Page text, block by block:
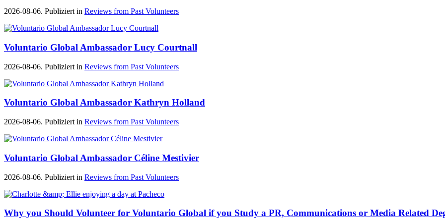
2026-08-06. Publiziert in Reviews from Past Volunteers
Voluntario Global Ambassador Lucy Courtnall
2026-08-06. Publiziert in Reviews from Past Volunteers
Voluntario Global Ambassador Kathryn Holland
2026-08-06. Publiziert in Reviews from Past Volunteers
Voluntario Global Ambassador Céline Mestivier
2026-08-06. Publiziert in Reviews from Past Volunteers
Why you Should Volunteer for Voluntario Global if you Study a PR, Communications or Media Related